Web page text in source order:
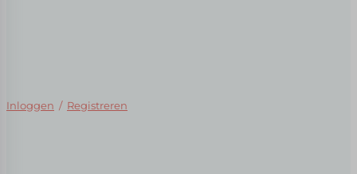
Inloggen / Registreren